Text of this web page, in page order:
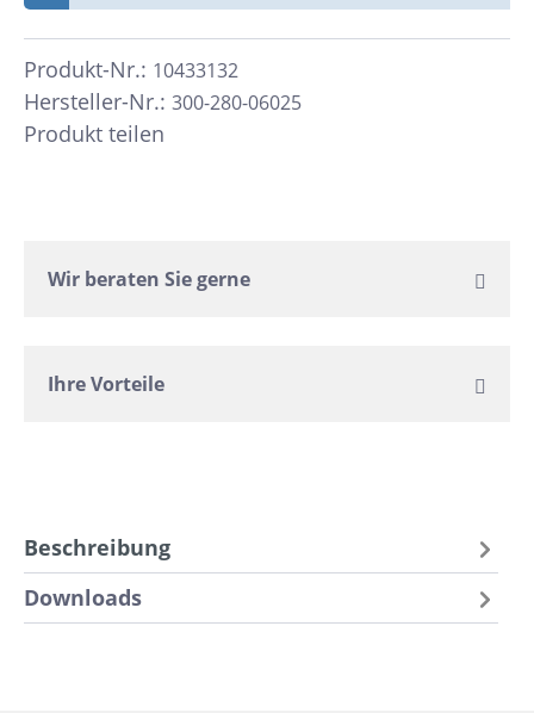
Hersteller-Nr.: 300-280-06025
Produkt-Nr.: 10433132
Produkt teilen
Wir beraten Sie gerne
Ihre Vorteile
Beschreibung
Downloads